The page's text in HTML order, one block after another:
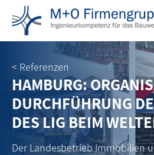
< Referenzen
HAMBURG:
DURCHFÜHRUNG
DES LIG BEIM
Der Landesbetrieb Immobilien